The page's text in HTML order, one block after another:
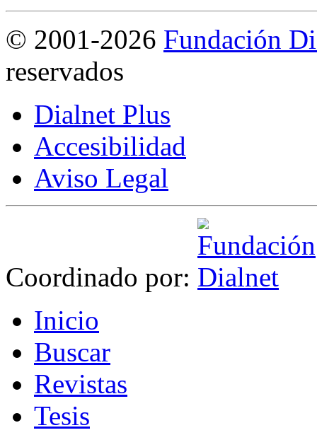
© 2001-2026 Fundación
reservados
Dialnet Plus
Accesibilidad
Aviso Legal
Coordinado por:
Inicio
Buscar
Revistas
Tesis